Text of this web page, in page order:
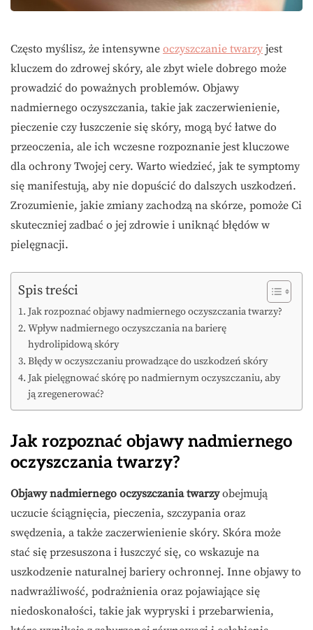
Często myślisz, że intensywne oczyszczanie twarzy jest
kluczem do zdrowej skóry, ale zbyt wiele dobrego może
prowadzić do poważnych problemów. Objawy
nadmiernego oczyszczania, takie jak zaczerwienienie,
pieczenie czy łuszczenie się skóry, mogą być łatwe do
przeoczenia, ale ich wczesne rozpoznanie jest kluczowe
dla ochrony Twojej cery. Warto wiedzieć, jak te symptomy
się manifestują, aby nie dopuścić do dalszych uszkodzeń.
Zrozumienie, jakie zmiany zachodzą na skórze, pomoże Ci
skuteczniej zadbać o jej zdrowie i uniknąć błędów w
pielęgnacji.
Spis treści
Jak rozpoznać objawy nadmiernego oczyszczania twarzy?
Wpływ nadmiernego oczyszczania na barierę
hydrolipidową skóry
Błędy w oczyszczaniu prowadzące do uszkodzeń skóry
Jak pielęgnować skórę po nadmiernym oczyszczaniu, aby
ją zregenerować?
Jak rozpoznać objawy nadmiernego
oczyszczania twarzy?
Objawy nadmiernego oczyszczania twarzyobejmują
uczucie ściągnięcia, pieczenia, szczypania oraz
swędzenia, a także zaczerwienienie skóry. Skóra może
stać się przesuszona i łuszczyć się, co wskazuje na
uszkodzenie naturalnej bariery ochronnej. Inne objawy to
nadwrażliwość, podrażnienia oraz pojawiające się
niedoskonałości, takie jak wypryski i przebarwienia,